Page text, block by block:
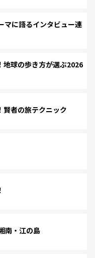
マに語るインタビュー連
地球の歩き方が選ぶ2026
賢者の旅テクニック
南・江の島